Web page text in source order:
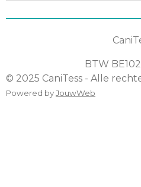
BTW
© 2025 CaniTess - Alle
Powered byJouwWeb